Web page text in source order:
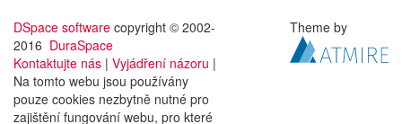
DSpace software copyright © 2002-
2016 DuraSpace
Kontaktujte nás | Vyjádření názoru |
Na tomto webu jsou používány
pouze cookies nezbytně nutné pro
zajištění fungování webu, pro které
Theme by